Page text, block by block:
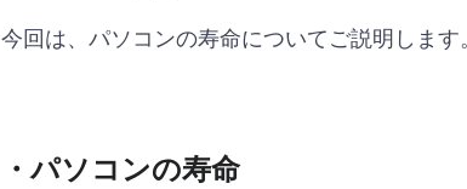
今回は、パソコンの寿命についてご説明します。
・パソコンの寿命